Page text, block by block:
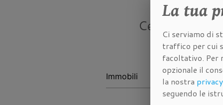
Cerca tra gli
La tua
Ci serviamo di
traffico per cui
facoltativo. Per
opzionale il
la nostra
seguendo le